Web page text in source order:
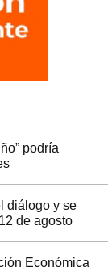
podría
diálogo y se
de agosto
Económica